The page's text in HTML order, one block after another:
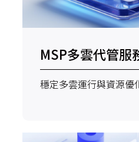
MSP多雲代管服
穩定多雲運行與資源優